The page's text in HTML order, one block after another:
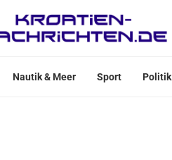
Nautik & Meer Sport Politik